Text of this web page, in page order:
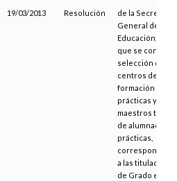
19/03/2013 Resolución
de la Secretaría
General de
Educación, por
que se convoca
selección de
centros de
formación en
prácticas y
maestros
de alumnado en
prácticas,
a las
de Grado en